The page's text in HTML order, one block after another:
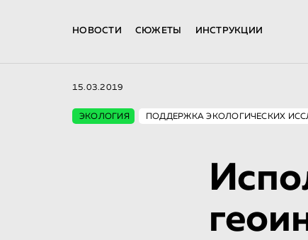
НОВОСТИ СЮЖЕТЫ ИНСТРУКЦИИ
15.03.2019
ЭКОЛОГИЯ ПОДДЕРЖКА ЭКОЛОГИЧЕСКИХ